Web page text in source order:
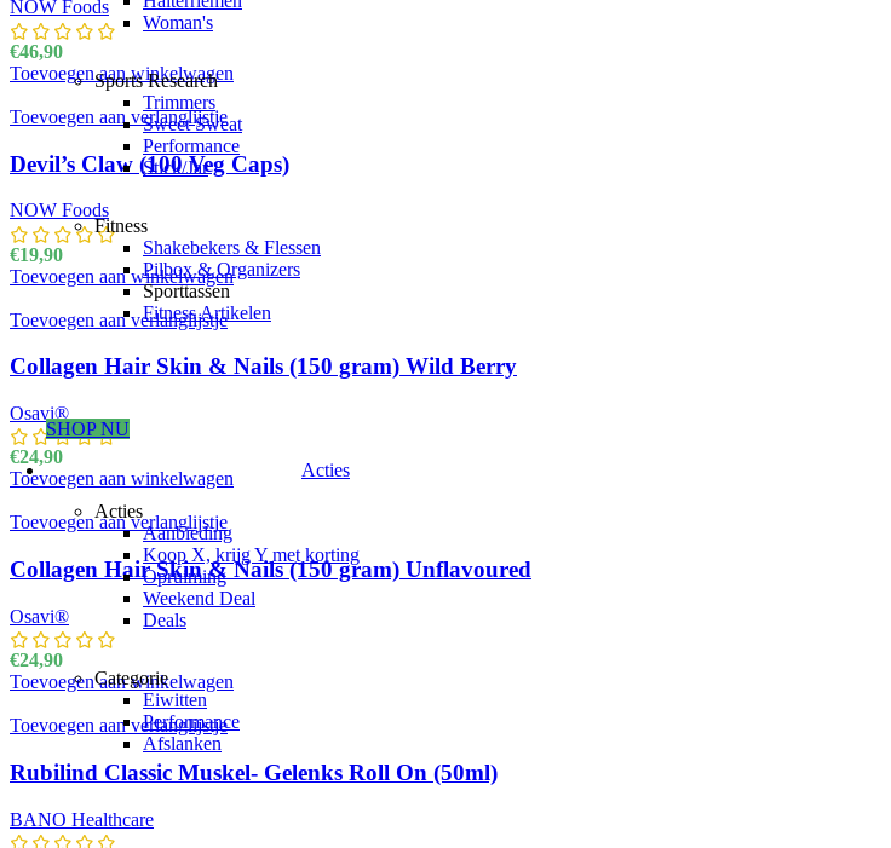
Woman's
Sports Research
Trimmers
Sweet Sweat
Performance
Stick/Jar
Fitness
Shakebekers & Flessen
Pilbox & Organizers
Sporttassen
Fitness Artikelen
SHOP NU
Acties
Acties
Aanbieding
Koop X, krijg Y met korting
Opruiming
Weekend Deal
Deals
Categorie
Eiwitten
Performance
Afslanken
NOW Foods
€46,90
Toevoegen aan winkelwagen
Toevoegen aan verlanglijstje
Devil’s Claw (100 Veg Caps)
NOW Foods
€19,90
Toevoegen aan winkelwagen
Toevoegen aan verlanglijstje
Collagen Hair Skin & Nails (150 gram) Wild Berry
Osavi®
€24,90
Toevoegen aan winkelwagen
Toevoegen aan verlanglijstje
Collagen Hair Skin & Nails (150 gram) Unflavoured
Osavi®
€24,90
Toevoegen aan winkelwagen
Toevoegen aan verlanglijstje
Rubilind Classic Muskel- Gelenks Roll On (50ml)
BANO Healthcare